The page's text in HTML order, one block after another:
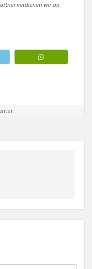
verdienen wir an